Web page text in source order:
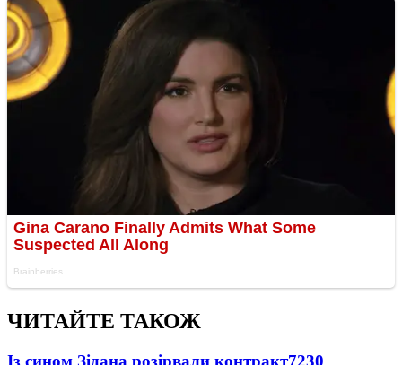
ЧИТАЙТЕ ТАКОЖ
Із сином Зідана розірвали контракт7230